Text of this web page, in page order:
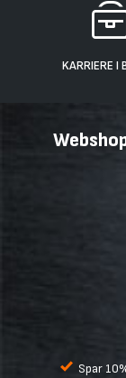
KARRIERE I
Spar